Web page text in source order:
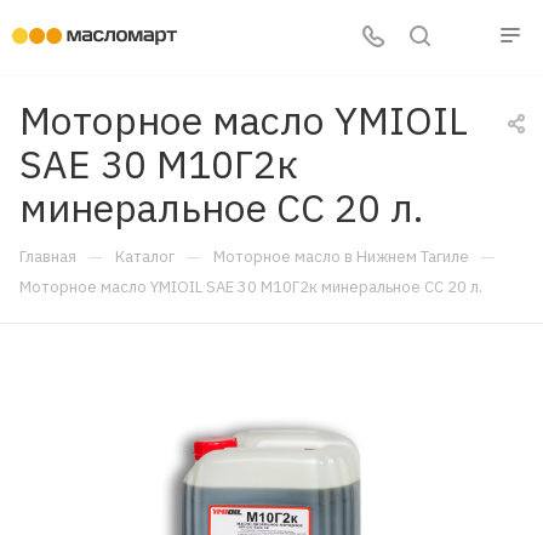
Моторное масло YMIOIL
SAE 30 М10Г2к
минеральное CC 20 л.
Главная — Каталог — Моторное масло в Нижнем Тагиле —
Моторное масло YMIOIL SAE 30 М10Г2к минеральное CC 20 л.